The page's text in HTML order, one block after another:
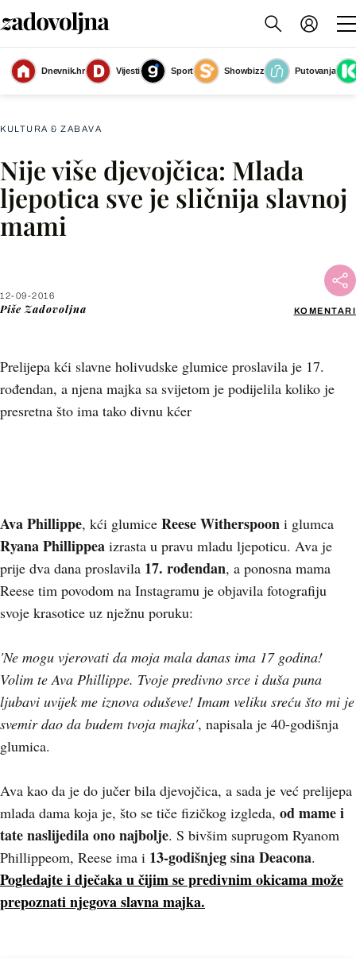
Dnevnik.hr Vijesti Sport Showbizz
Putovanja
Slika nije dostupna
KULTURA & ZABAVA
Nije više djevojčica: Mlada
ljepotica sve je sličnija slavnoj
mami
12-09-2016
Piše Zadovoljna KOMENTARI
Prelijepa kći slavne holivudske glumice proslavila je 17.
rođendan, a njena majka sa svijetom je podijelila koliko je
presretna što ima tako divnu kćer
Facebook
Ava Phillippe, kći glumice Reese Witherspoon i glumca
Ryana Phillippea izrasta u pravu mladu ljepoticu. Ava je
prije dva dana proslavila 17. rođendan, a ponosna mama
Reese tim povodom na Instagramu je objavila fotografiju
svoje krasotice uz nježnu poruku:
'Ne mogu vjerovati da moja mala danas ima 17 godina!
Volim te Ava Phillippe. Tvoje predivno srce i duša puna
ljubavi uvijek me iznova oduševe! Imam veliku sreću što mi je
svemir dao da budem tvoja majka', napisala je 40-godišnja
glumica.
Ava kao da je do jučer bila djevojčica, a sada je već prelijepa
mlada dama koja je, što se tiče fizičkog izgleda, od mame i
tate naslijedila ono najbolje. S bivšim suprugom Ryanom
Phillippeom, Reese ima i 13-godišnjeg sina Deacona.
Pogledajte i dječaka u čijim se predivnim okicama može
prepoznati njegova slavna majka.